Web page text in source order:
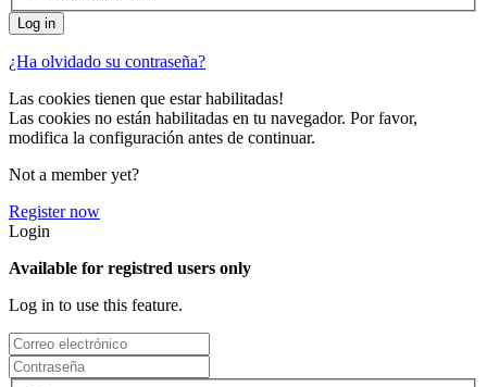
¿Ha olvidado su contraseña?
Las cookies tienen que estar habilitadas!
Las cookies no están habilitadas en tu navegador. Por favor,
modifica la configuración antes de continuar.
Not a member yet?
Register now
Login
Available for registred users only
Log in to use this feature.